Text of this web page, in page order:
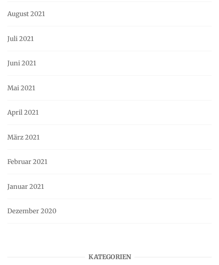
August 2021
Juli 2021
Juni 2021
Mai 2021
April 2021
März 2021
Februar 2021
Januar 2021
Dezember 2020
KATEGORIEN